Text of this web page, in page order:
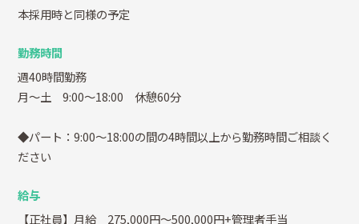
本採用時と同様の予定
勤務時間
週40時間勤務
月～土 9:00～18:00 休憩60分
◆パート：9:00～18:00の間の4時間以上から勤務時間ご相談く
ださい
給与
【正社員】月給 275,000円～500,000円+管理者手当